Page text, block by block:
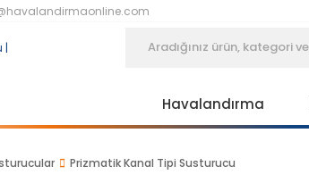
Havalandırma
Prizmatik Kanal Tipi Susturucu